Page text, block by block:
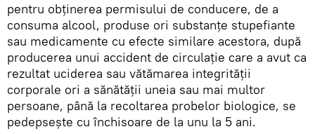
pentru obținerea permisului de conducere, de a
consuma alcool, produse ori substanțe stupefiante
sau medicamente cu efecte similare acestora, după
producerea unui accident de circulație care a avut ca
rezultat uciderea sau vătămarea integrității
corporale ori a sănătății uneia sau mai multor
persoane, până la recoltarea probelor biologice, se
pedepsește cu închisoare de la unu la 5 ani.